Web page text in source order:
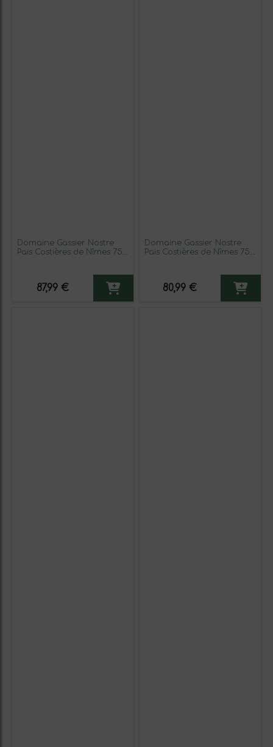
Domaine Gassier Nostre
Pais Costières de Nîmes 75
87,99 €
Domaine Gassier Nostre
Pais Costières de Nîmes 75
80,99 €